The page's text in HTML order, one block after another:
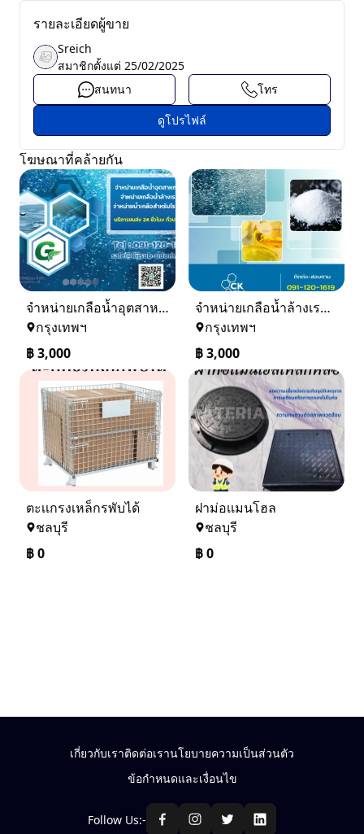
รายละเอียดผู้ขาย
Sreich
สมาชิกตั้งแต่ 25/02/2025
สนทนา
โทร
ดูโปรไฟล์
โฆษณาที่คล้ายกัน
จำหน่ายเกลือน้ำอุตสาหกรรม เกลือน้ำล้างเรซิ่น
กรุงเทพฯ
฿3,000
จำหน่ายเกลือน้ำล้างเรซิ่น จำหน่ายเกลือน้ำอุตสาหกรรม
กรุงเทพฯ
฿3,000
ตะเเกรงเหล็กรพับได้
ชลบุรี
฿0
ฝาม่อเเมนโฮล
ชลบุรี
฿0
เกี่ยวกับเราติดต่อเรานโยบายความเป็นส่วนตัว
ข้อกำหนดและเงื่อนไข
Follow Us:-